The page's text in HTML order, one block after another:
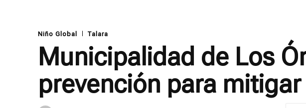
Niño Global Talara
Municipalidad de Los
prevención para mitigar